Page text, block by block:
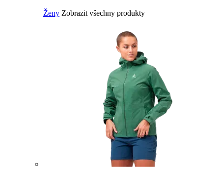
Ženy Zobrazit všechny produkty